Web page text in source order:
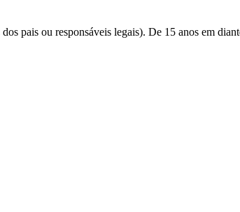
pais ou responsáveis legais). De 15 anos em